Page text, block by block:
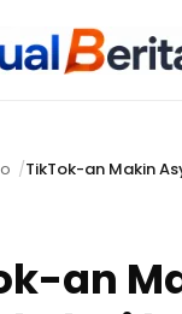
TikTok-an Makin
an